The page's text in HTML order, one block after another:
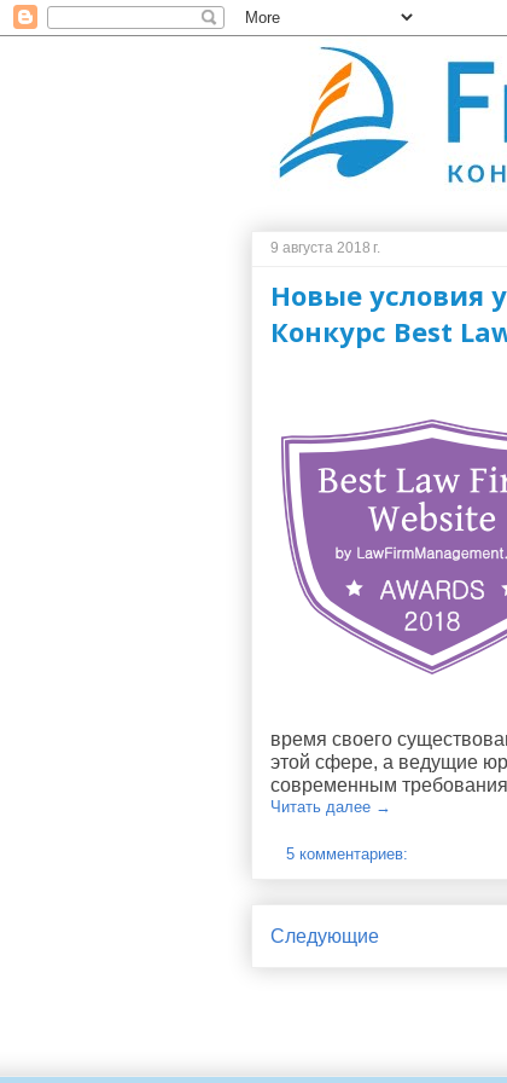
9 августа 2018 г.
Новые условия
Конкурс Best
время своего
этой сфере, а ведущие
современным
Читать далее →
5 комментариев:
Следующие